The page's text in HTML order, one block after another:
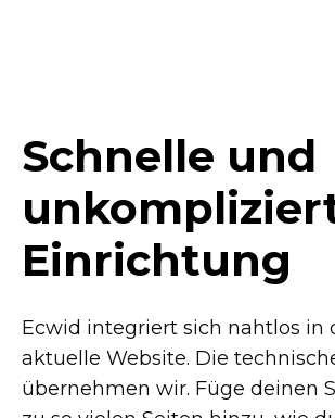
Schnelle und
Einrichtung
Ecwid integriert sich nahtlos in
aktuelle Website. Die
übernehmen wir. Füge deinen